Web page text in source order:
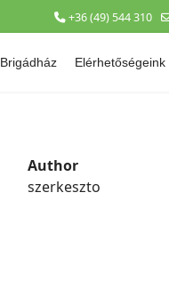
+36 (49) 544 310
Brigádház Elérhetőségeink
Author
szerkeszto